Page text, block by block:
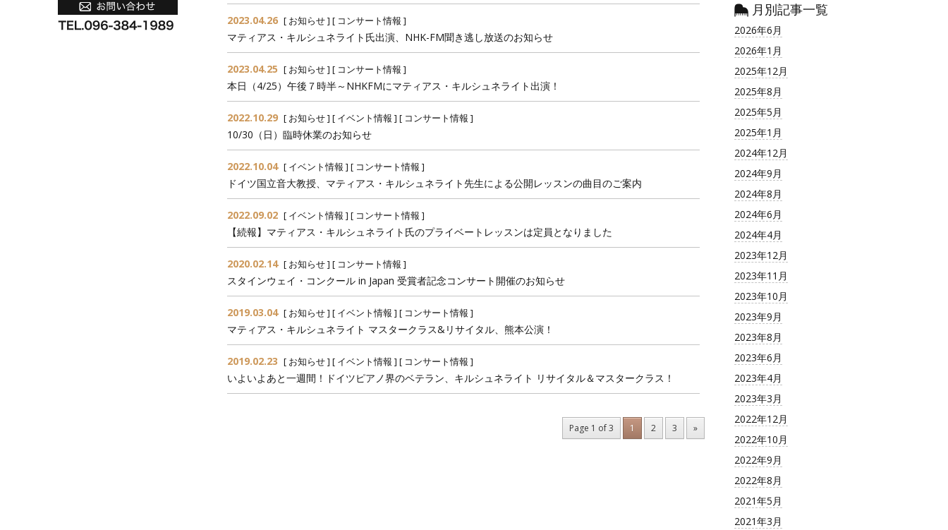
2023.04.26 [ お知らせ] [ コンサート情報 ]
マティアス・キルシュネライト氏出演、NHK-FM聞き逃し放送のお知らせ
2023.04.25 [ お知らせ] [ コンサート情報 ]
本日（4/25）午後７時半～NHKFMにマティアス・キルシュネライト出演！
2022.10.29 [ お知らせ] [ イベント情報 ] [ コンサート情報 ]
10/30（日）臨時休業のお知らせ
2022.10.04 [ イベント情報 ] [ コンサート情報 ]
ドイツ国立音大教授、マティアス・キルシュネライト先生による公開レッスンの曲目のご案内
2022.09.02 [ イベント情報 ] [ コンサート情報 ]
【続報】マティアス・キルシュネライト氏のプライベートレッスンは定員となりました
2020.02.14 [ お知らせ] [ コンサート情報 ]
スタインウェイ・コンクール in Japan 受賞者記念コンサート開催のお知らせ
2019.03.04 [ お知らせ] [ イベント情報 ] [ コンサート情報 ]
マティアス・キルシュネライト マスタークラス&リサイタル、熊本公演！
2019.02.23 [ お知らせ] [ イベント情報 ] [ コンサート情報 ]
いよいよあと一週間！ドイツピアノ界のベテラン、キルシュネライト リサイタル＆マスタークラス！
Page 1 of 3 1 2 3 »
月別記事一覧
2026年6月
2026年1月
2025年12月
2025年8月
2025年5月
2025年1月
2024年12月
2024年9月
2024年8月
2024年6月
2024年4月
2023年12月
2023年11月
2023年10月
2023年9月
2023年8月
2023年6月
2023年4月
2023年3月
2022年12月
2022年10月
2022年9月
2022年8月
2021年5月
2021年3月